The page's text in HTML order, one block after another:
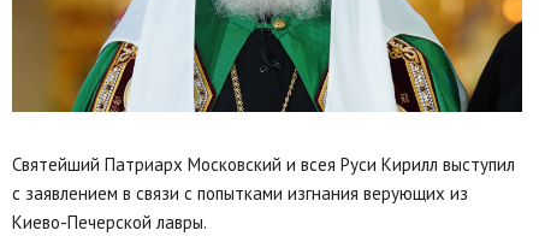
Святейший Патриарх Московский и всея Руси Кирилл выступил
с заявлением в связи с попытками изгнания верующих из
Киево-Печерской лавры.